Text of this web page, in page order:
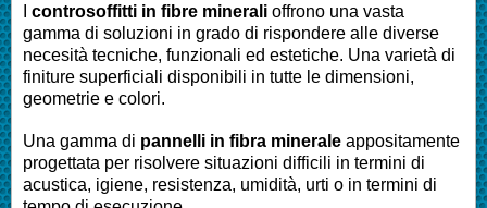
controsoffitti in fibre minerali offrono una vasta
gamma di soluzioni in grado di rispondere alle diverse
necesità tecniche, funzionali ed estetiche. Una varietà di
finiture superficiali disponibili in tutte le dimensioni,
geometrie e colori.
Una gamma di pannelli in fibra minerale appositamente
progettata per risolvere situazioni difficili in termini di
acustica, igiene, resistenza, umidità, urti o in termini di